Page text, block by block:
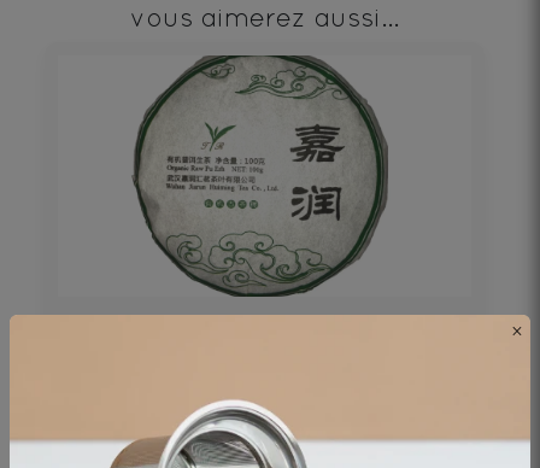
vous aimerez aussi...
Thé noir - Origine Chine
×